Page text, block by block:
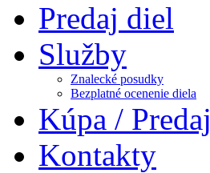
Predaj diel
Služby
Znalecké posudky
Bezplatné ocenenie diela
Kúpa / Predaj
Kontakty